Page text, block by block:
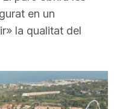
en un
la qualitat del